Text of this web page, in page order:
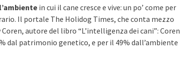
in cui il cane cresce e vive: un po’ come per
Il portale The Holidog Times, che conta mezzo
autore del libro “L’intelligenza dei cani”: Coren
dal patrimonio genetico, e per il 49% dall’ambiente